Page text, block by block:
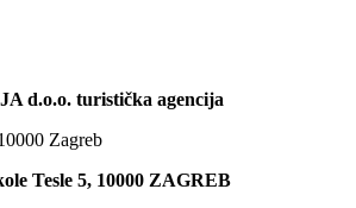
d.o.o. turistička agencija
Zagreb
Tesle 5, 10000 ZAGREB